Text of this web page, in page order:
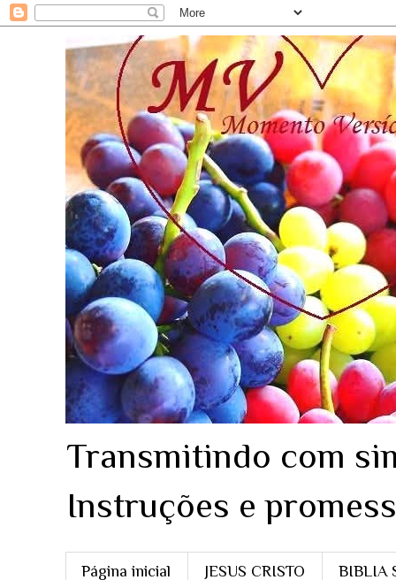
Transmitindo com
Instruções e
Página inicial JESUS CRISTO BIBLIA